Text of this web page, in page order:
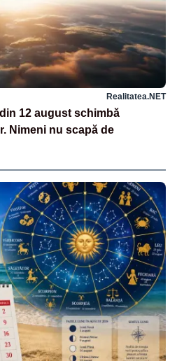
Realitatea.NET
12 august schimbă
Nimeni nu scapă de